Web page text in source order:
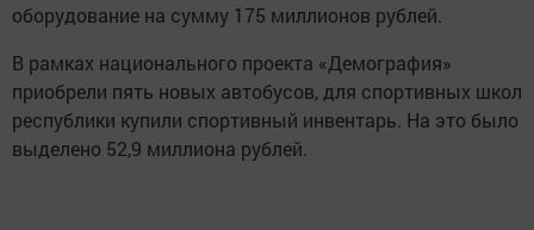
оборудование на сумму 175 миллионов рублей.
В рамках национального проекта «Демография»
приобрели пять новых автобусов, для спортивных школ
республики купили спортивный инвентарь. На это было
выделено 52,9 миллиона рублей.